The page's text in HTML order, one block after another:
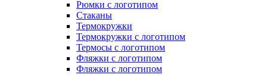
Рюмки с логотипом
Стаканы
Термокружки
Термокружки с логотипом
Термосы с логотипом
Фляжки с логотипом
Фляжки с логотипом